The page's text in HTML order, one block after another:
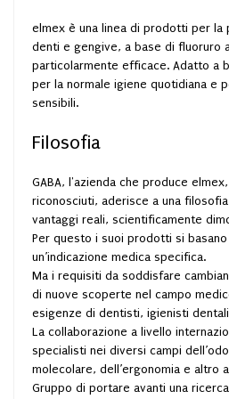
elmex è una linea di prodotti per la
denti e gengive, a base di fluoruro
particolarmente efficace. Adatto a
per la normale igiene quotidiana e
sensibili.
Filosofia
GABA, l'azienda che produce
riconosciuti, aderisce a una
vantaggi reali, scientificamente
Per questo i suoi prodotti si
un’indicazione medica specifica.
Ma i requisiti da soddisfare
di nuove scoperte nel campo
esigenze di dentisti, igienisti
La collaborazione a livello
specialisti nei diversi campi
molecolare, dell’ergonomia e altro
Gruppo di portare avanti una